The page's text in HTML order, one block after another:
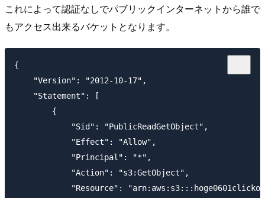
これによって認証なしでパブリックインターネットから誰で
もアクセス出来るバケットとなります。
{
    "Version": "2012-10-17",
    "Statement": [
        {
            "Sid": "PublicReadGetObject",
            "Effect": "Allow",
            "Principal": "*",
            "Action": "s3:GetObject",
"Resource":